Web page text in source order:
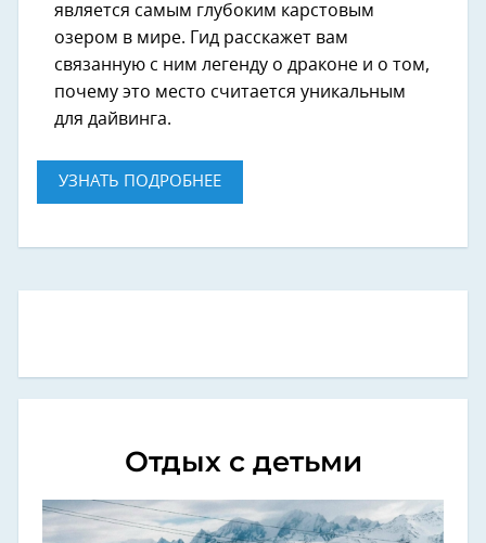
является самым глубоким карстовым
озером в мире. Гид расскажет вам
связанную с ним легенду о драконе и о том,
почему это место считается уникальным
для дайвинга.
УЗНАТЬ ПОДРОБНЕЕ
Отдых с детьми